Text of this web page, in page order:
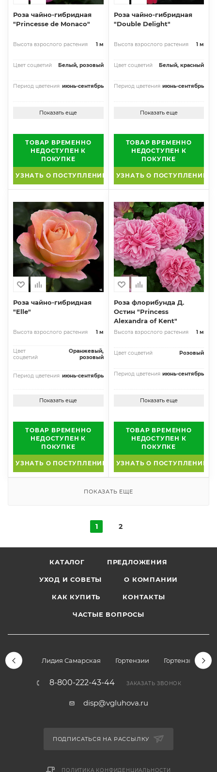
Роза чайно-гибридная
"Princesse de Monaco"
Высота взрослого растения 1 м
Цвет соцветий Белый, розовый
Период цветения июнь-сентябрь
Показать еще
ТОВАР ВРЕМЕННО
НЕДОСТУПЕН К
ПОКУПКЕ
УЗНАТЬ О ПОСТУПЛЕНИИ
Роза чайно-гибридная
"Double Delight"
Высота взрослого растения 1 м
Цвет соцветий Белый, красный
Период цветения июнь-сентябрь
Показать еще
ТОВАР ВРЕМЕННО
НЕДОСТУПЕН К
ПОКУПКЕ
УЗНАТЬ О ПОСТУПЛЕНИИ
Роза чайно-гибридная
"Elle"
Высота взрослого растения 1 м
Цвет
соцветий
Оранжевый,
розовый
Период цветения июнь-сентябрь
Показать еще
ТОВАР ВРЕМЕННО
НЕДОСТУПЕН К
ПОКУПКЕ
УЗНАТЬ О ПОСТУПЛЕНИИ
Роза флорибунда Д.
Остин "Princess
Alexandra of Kent"
Высота взрослого растения 1 м
Цвет соцветий Розовый
Период цветения июнь-сентябрь
Показать еще
ТОВАР ВРЕМЕННО
НЕДОСТУПЕН К
ПОКУПКЕ
УЗНАТЬ О ПОСТУПЛЕНИИ
ПОКАЗАТЬ ЕЩЕ
1 2
КАТАЛОГ ПРЕДЛОЖЕНИЯ
УХОД И СОВЕТЫ О КОМПАНИИ
КАК КУПИТЬ КОНТАКТЫ
ЧАСТЫЕ ВОПРОСЫ
Лидия Самарская Гортензии Гортензии
8-800-222-43-44 ЗАКАЗАТЬ ЗВОНОК
disp@vgluhova.ru
ПОДПИСАТЬСЯ НА РАССЫЛКУ
ПОЛИТИКА КОНФИДЕНЦИАЛЬНОСТИ